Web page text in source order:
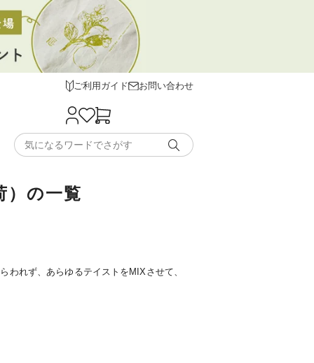
ご利用ガイド お問い合わせ
）の一覧
われず、あらゆるテイストをMIXさせて、